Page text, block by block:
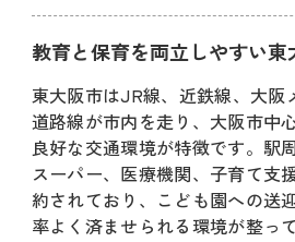
教育と保育を両立しやすい東
東大阪市はJR線、近鉄線、大阪
道路線が市内を走り、大阪市中
良好な交通環境が特徴です。駅
スーパー、医療機関、子育て支
約されており、こども園への送
率よく済ませられる環境が整っ